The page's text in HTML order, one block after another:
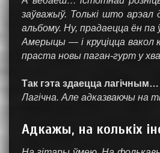
заўважыў. Толькі што
альбому. Ну, прадаецца ён па
Амерыцы — і круціцца
праста новы паган-гурт у
Так гэта здаецца лагічным…
Лагічна. Але адказваючы на
Адкажы, на колькіх